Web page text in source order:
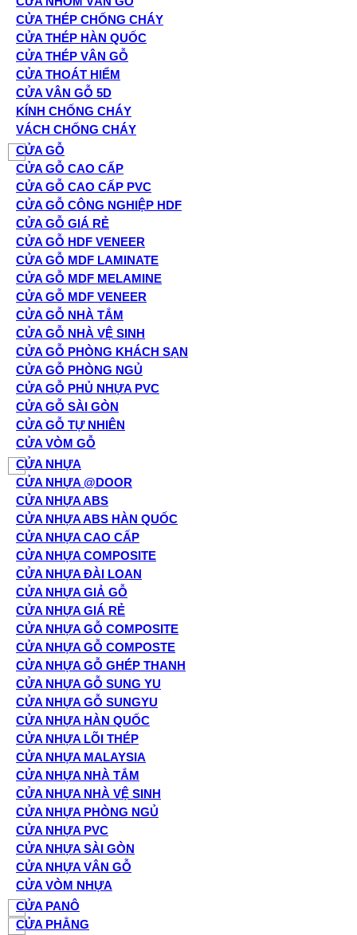
CỬA THÉP CHỐNG CHÁY
CỬA THÉP HÀN QUỐC
CỬA THÉP VÂN GỖ
CỬA THOÁT HIỂM
CỬA VÂN GỖ 5D
KÍNH CHỐNG CHÁY
VÁCH CHỐNG CHÁY
CỬA GỖ
CỬA GỖ CAO CẤP
CỬA GỖ CAO CẤP PVC
CỬA GỖ CÔNG NGHIỆP HDF
CỬA GỖ GIÁ RẺ
CỬA GỖ HDF VENEER
CỬA GỖ MDF LAMINATE
CỬA GỖ MDF MELAMINE
CỬA GỖ MDF VENEER
CỬA GỖ NHÀ TẮM
CỬA GỖ NHÀ VỆ SINH
CỬA GỖ PHÒNG KHÁCH SẠN
CỬA GỖ PHÒNG NGỦ
CỬA GỖ PHỦ NHỰA PVC
CỬA GỖ SÀI GÒN
CỬA GỖ TỰ NHIÊN
CỬA VÒM GỖ
CỬA NHỰA
CỬA NHỰA @DOOR
CỬA NHỰA ABS
CỬA NHỰA ABS HÀN QUỐC
CỬA NHỰA CAO CẤP
CỬA NHỰA COMPOSITE
CỬA NHỰA ĐÀI LOAN
CỬA NHỰA GIẢ GỖ
CỬA NHỰA GIÁ RẺ
CỬA NHỰA GỖ COMPOSITE
CỬA NHỰA GỖ COMPOSTE
CỬA NHỰA GỖ GHÉP THANH
CỬA NHỰA GỖ SUNG YU
CỬA NHỰA GỖ SUNGYU
CỬA NHỰA HÀN QUỐC
CỬA NHỰA LÕI THÉP
CỬA NHỰA MALAYSIA
CỬA NHỰA NHÀ TẮM
CỬA NHỰA NHÀ VỆ SINH
CỬA NHỰA PHÒNG NGỦ
CỬA NHỰA PVC
CỬA NHỰA SÀI GÒN
CỬA NHỰA VÂN GỖ
CỬA VÒM NHỰA
CỬA PANÔ
CỬA PHẲNG